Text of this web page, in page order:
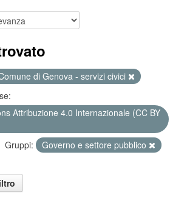
di Genova - servizi civici
Attribuzione 4.0 Internazionale (CC BY
Gruppi:
Governo e settore pubblico